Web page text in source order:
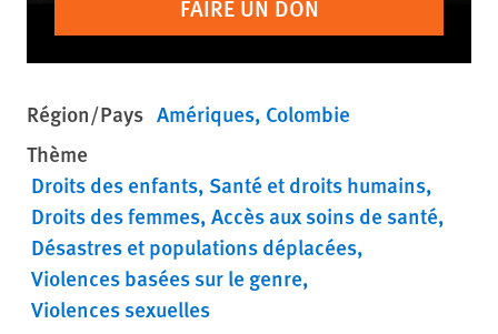
FAIRE UN DON
Région/Pays Amériques Colombie
Thème
Droits des enfants Santé et droits humains
Droits des femmes Accès aux soins de santé
Désastres et populations déplacées
Violences basées sur le genre
Violences sexuelles